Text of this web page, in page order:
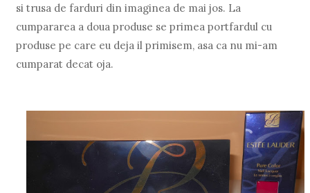
si trusa de farduri din imaginea de mai jos. La
cumpararea a doua produse se primea portfardul cu
produse pe care eu deja il primisem, asa ca nu mi-am
cumparat decat oja.